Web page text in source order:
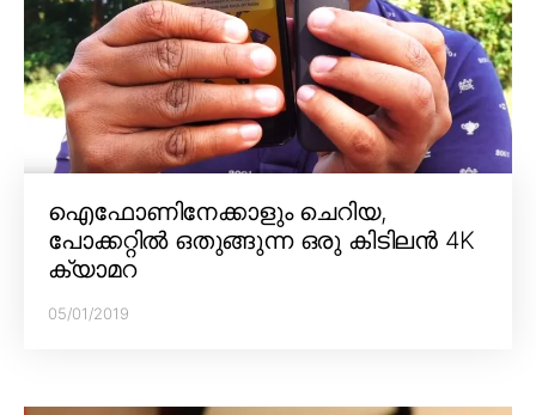
ഐഫോണിനേക്കാളും ചെറിയ,
പോക്കറ്റിൽ ഒതുങ്ങുന്ന ഒരു കിടിലൻ 4K
ക്യാമറ
05/01/2019